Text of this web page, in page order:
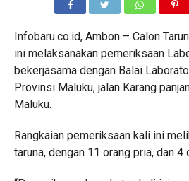
Infobaru.co.id, Ambon – Calon
ini melaksanakan pemeriksaan
bekerjasama dengan Balai
Provinsi Maluku, jalan Karang
Maluku.
Rangkaian pemeriksaan kali ini
taruna, dengan 11 orang pria, dan 4